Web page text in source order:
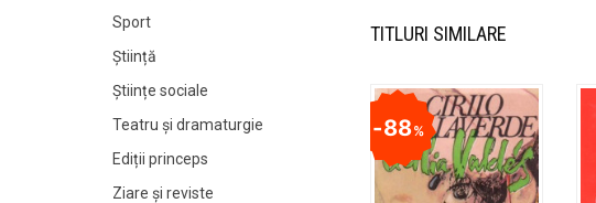
TITLURI SIMILARE
88%
Sport
Știință
Științe sociale
Teatru și dramaturgie
Ediții princeps
Ziare şi reviste